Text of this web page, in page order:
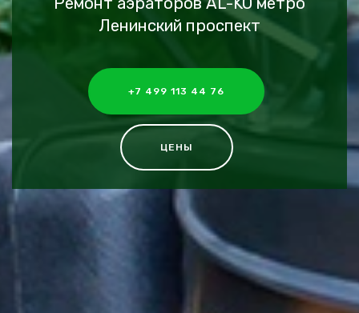
Ленинский проспект
+7 499 113 44 76
ЦЕНЫ